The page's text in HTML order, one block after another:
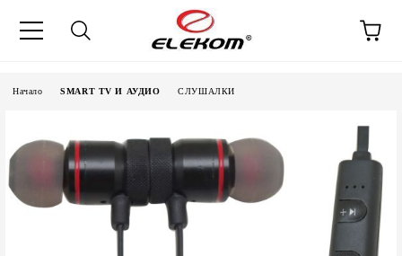
Начало SMART TV И АУДИО СЛУШАЛКИ